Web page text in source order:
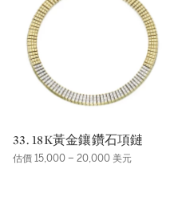
33. 18K黃金鑲鑽石項鏈
估價 15,000 – 20,000 美元